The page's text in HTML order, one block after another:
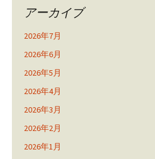
アーカイブ
2026年7月
2026年6月
2026年5月
2026年4月
2026年3月
2026年2月
2026年1月